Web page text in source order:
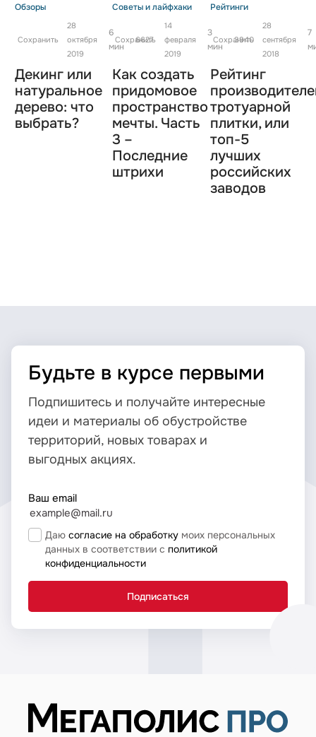
Обзоры
Сохранить
28
октября
2019
6
мин
6627
Декинг или
натуральное
дерево: что
выбрать?
Советы и лайфхаки
Сохранить
14
февраля
2019
3
мин
3940
Как создать
придомовое
пространство
мечты. Часть
3 –
Последние
штрихи
Рейтинги
Сохранить
28
сентября
2018
7
Рейтинг
тротуарной
плитки, или
топ-5
лучших
росcийских
заводов
Будьте в курсе первыми
Подпишитесь и получайте интересные
идеи и материалы об обустройстве
территорий, новых товарах и
выгодных акциях.
Ваш email
Даю согласие на обработкумоих персональных
данных в соответствии с политикой
конфиденциальности